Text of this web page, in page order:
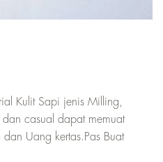
Kulit Sapi jenis Milling,
casual dapat memuat
Uang kertas.Pas Buat